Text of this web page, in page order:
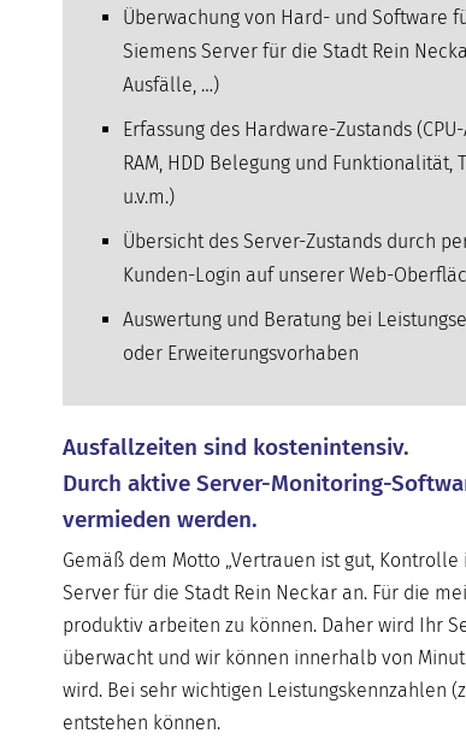
Überwachung von Hard- und Software
Siemens Server für die Stadt Rein
Ausfälle, …)
Erfassung des Hardware-Zustands
RAM, HDD Belegung und Funktionalität,
u.v.m.)
Übersicht des Server-Zustands durch
Kunden-Login auf unserer Web-
Auswertung und Beratung bei
oder Erweiterungsvorhaben
Ausfallzeiten sind kostenintensiv.
Durch aktive Server-Monitoring-
vermieden werden.
Gemäß dem Motto „Vertrauen ist gut,
Server für die Stadt Rein Neckar an. Für die
produktiv arbeiten zu können. Daher wird Ihr
überwacht und wir können innerhalb von
wird. Bei sehr wichtigen Leistungskennzahlen
entstehen können.